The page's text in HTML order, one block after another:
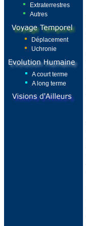
Extraterrestres
Autres
Déplacement
Uchronie
A court terme
A long terme